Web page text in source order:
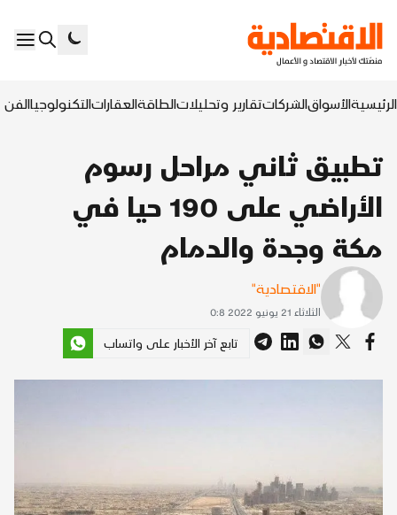
الرئيسيةالأسواقالشركاتتقارير وتحليلاتالطاقةالعقاراتالتكنولوجياالفن
تطبيق ثاني مراحل رسوم
الأراضي على 190 حيا في
مكة وجدة والدمام
"الاقتصادية"
الثلاثاء 21 يونيو 2022 0:8
تابع آخر الأخبار على واتساب